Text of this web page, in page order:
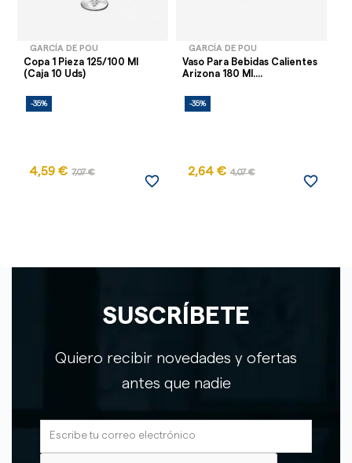
GARCÍA DE POU
Copa 1 Pieza 125/100 Ml
(Caja 10 Uds)
-35%
4,59 € 7,07 €
favorite_border
GARCÍA DE POU
Vaso Para Bebidas Calientes
Arizona 180 Ml....
-35%
2,64 € 4,07 €
favorite_border
SUSCRÍBETE
Quiero recibir novedades y ofertas
antes que nadie